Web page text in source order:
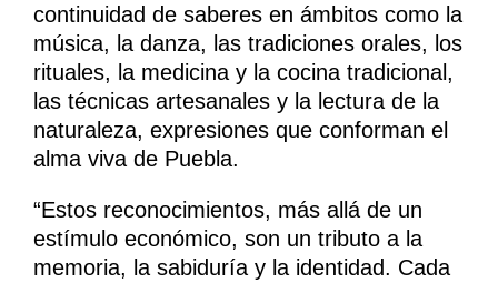
continuidad de saberes en ámbitos como la
música, la danza, las tradiciones orales, los
rituales, la medicina y la cocina tradicional,
las técnicas artesanales y la lectura de la
naturaleza, expresiones que conforman el
alma viva de Puebla.
“Estos reconocimientos, más allá de un
estímulo económico, son un tributo a la
memoria, la sabiduría y la identidad. Cada